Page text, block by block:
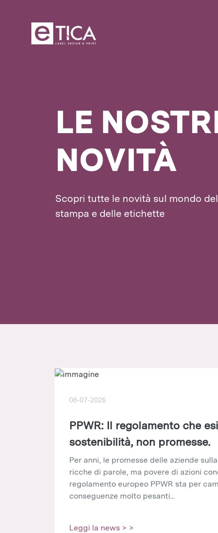
LE
NOVITÀ
Scopri tutte le novità sul mondo
stampa e delle etichette
08-07-2026
PPWR: Il regolamento che
sostenibilità, non promesse.
Per anni, le promesse delle aziende
ricche di parole, ma povere di azioni
regolamento europeo PPWR sta per
conseguenze molto pesanti...
Leggi la news > >